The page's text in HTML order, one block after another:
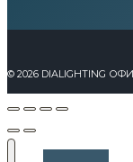
© 2026 DIALIGHTING